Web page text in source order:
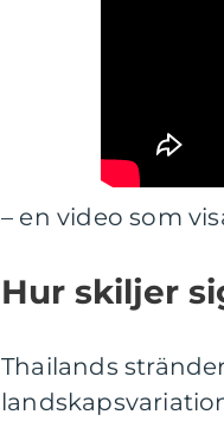
– en video som
Hur skiljer
Thailands